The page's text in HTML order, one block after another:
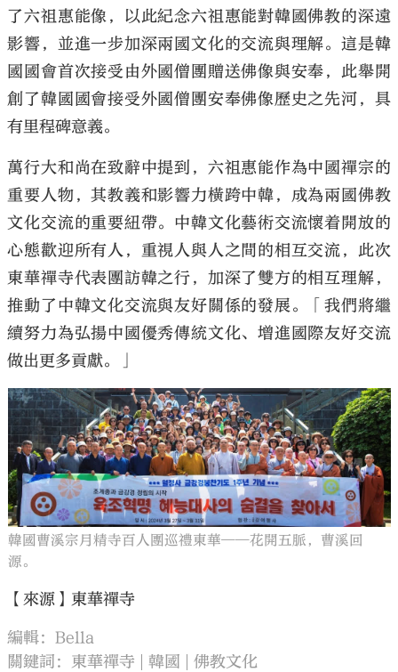
了六祖惠能像，以此紀念六祖惠能對韓國佛教的深遠
影響，並進一步加深兩國文化的交流與理解。這是韓
國國會首次接受由外國僧團贈送佛像與安奉，此舉開
創了韓國國會接受外國僧團安奉佛像歷史之先河，具
有里程碑意義。
萬行大和尚在致辭中提到，六祖惠能作為中國禪宗的
重要人物，其教義和影響力橫跨中韓，成為兩國佛教
文化交流的重要紐帶。中韓文化藝術交流懷着開放的
心態歡迎所有人，重視人與人之間的相互交流，此次
東華禪寺代表團訪韓之行，加深了雙方的相互理解，
推動了中韓文化交流與友好關係的發展。「我們將繼
續努力為弘揚中國優秀傳統文化、增進國際友好交流
做出更多貢獻。」
韓國曹溪宗月精寺百人團巡禮東華——花開五脈，曹溪回
源。
【來源】東華禪寺
編輯：Bella
關鍵詞： 東華禪寺 韓國 佛教文化